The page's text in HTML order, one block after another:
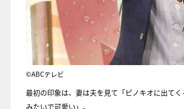
©ABCテレビ
最初の印象は、妻は夫を見て「ピノキオに出て
みたいで可愛い」。